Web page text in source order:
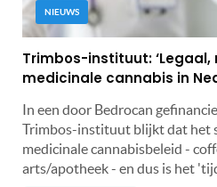
NIEUWS
Trimbos-instituut:
medicinale cannabis in
In een door Bedrocan
Trimbos-instituut blijkt dat het
medicinale cannabisbeleid -
arts/apotheek - en dus is het